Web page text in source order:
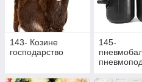
143- Козине
господарство
145-